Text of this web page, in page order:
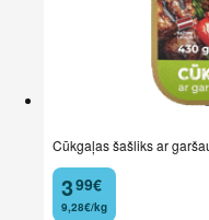
Cūkgaļas šašliks ar
3
. 99€
9,28€/kg